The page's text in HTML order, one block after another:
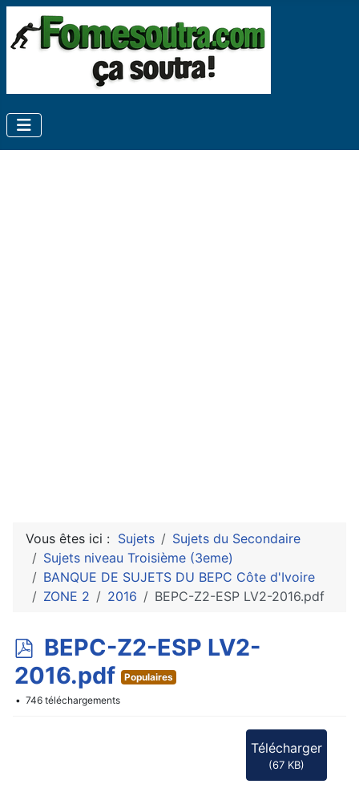
Vous êtes ici : Sujets
Sujets du Secondaire
Sujets niveau Troisième (3eme)
BANQUE DE SUJETS DU BEPC Côte d'Ivoire
ZONE 2
2016 BEPC-Z2-ESP LV2-2016.pdf
p
d
f
BEPC-Z2-ESP LV2-
2016.pdf
Populaires
746 téléchargements
Télécharger
(67 KB)